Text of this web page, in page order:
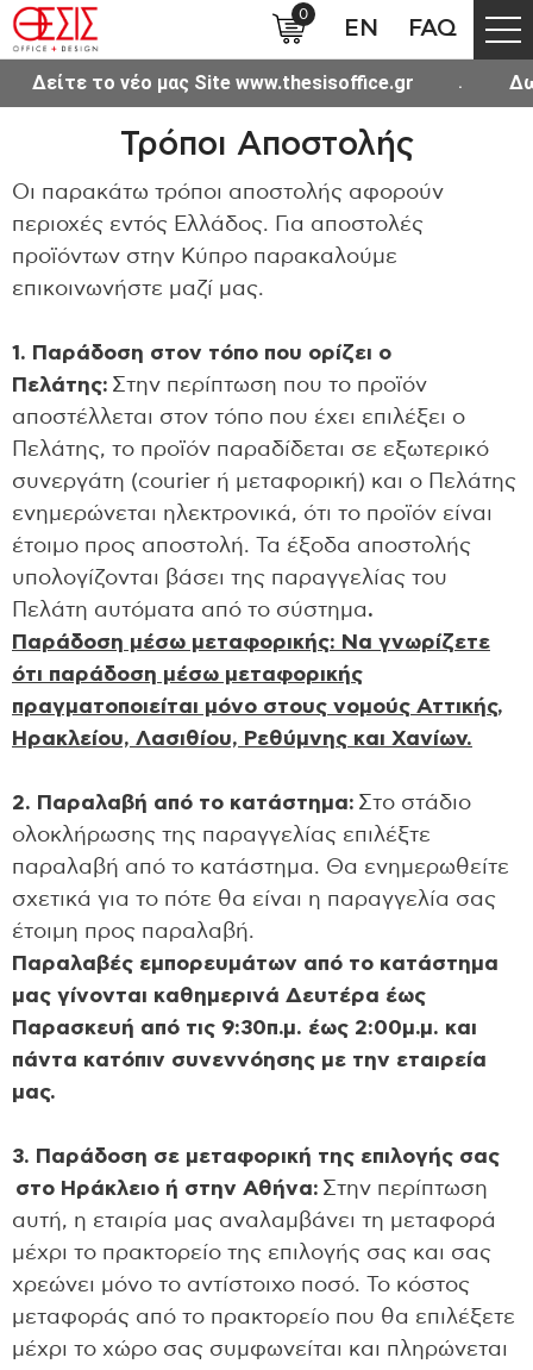
Δείτε το νέο μας Site www.thesisoffice.gr
Τρόποι Αποστολής
Οι παρακάτω τρόποι αποστολής αφορούν
περιοχές εντός Ελλάδος. Για αποστολές
προϊόντων στην Κύπρο παρακαλούμε
επικοινωνήστε μαζί μας.
1. Παράδοση στον τόπο που ορίζει ο
Πελάτης: Στην περίπτωση που το προϊόν
αποστέλλεται στον τόπο που έχει επιλέξει ο
Πελάτης, το προϊόν παραδίδεται σε εξωτερικό
συνεργάτη (courier ή μεταφορική) και ο Πελάτης
ενημερώνεται ηλεκτρονικά, ότι το προϊόν είναι
έτοιμο προς αποστολή. Τα έξοδα αποστολής
υπολογίζονται βάσει της παραγγελίας του
Πελάτη αυτόματα από το σύστημα.
Παράδοση μέσω μεταφορικής: Να γνωρίζετε
ότι παράδοση μέσω μεταφορικής
πραγματοποιείται μόνο στους νομούς Αττικής,
Ηρακλείου, Λασιθίου, Ρεθύμνης και Χανίων.
2. Παραλαβή από το κατάστημα: Στο στάδιο
ολοκλήρωσης της παραγγελίας επιλέξτε
παραλαβή από το κατάστημα. Θα ενημερωθείτε
σχετικά για το πότε θα είναι η παραγγελία σας
έτοιμη προς παραλαβή.
Παραλαβές εμπορευμάτων από το κατάστημα
μας γίνονται καθημερινά Δευτέρα έως
Παρασκευή από τις 9:30π.μ. έως 2:00μ.μ. και
πάντα κατόπιν συνεννόησης με την εταιρεία
μας.
3. Παράδοση σε μεταφορική της επιλογής σας
στο Ηράκλειο ή στην Αθήνα: Στην περίπτωση
αυτή, η εταιρία μας αναλαμβάνει τη μεταφορά
μέχρι το πρακτορείο της επιλογής σας και σας
χρεώνει μόνο το αντίστοιχο ποσό. Το κόστος
μεταφοράς από το πρακτορείο που θα επιλέξετε
μέχρι το χώρο σας συμφωνείται και πληρώνεται
0
EN FAQ